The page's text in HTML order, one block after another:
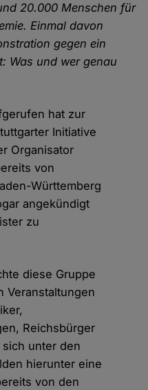
20.000 Menschen für
Einmal davon
gegen ein
Was und wer genau
hat zur
Initiative
Organisator
von
Württemberg
angekündigt
zu
diese Gruppe
Veranstaltungen
Reichsbürger
unter den
hierunter eine
von den